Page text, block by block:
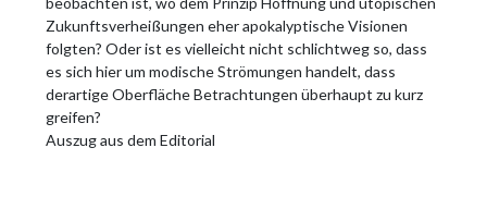
Zukunftsverheißungen eher apokalyptische Visionen
folgten? Oder ist es vielleicht nicht schlichtweg so, dass
es sich hier um modische Strömungen handelt, dass
derartige Oberfläche Betrachtungen überhaupt zu kurz
greifen?
Auszug aus dem Editorial